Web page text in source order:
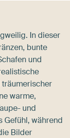
In dieser
bunte
und
warme,
und
Gefühl, während
Bilder